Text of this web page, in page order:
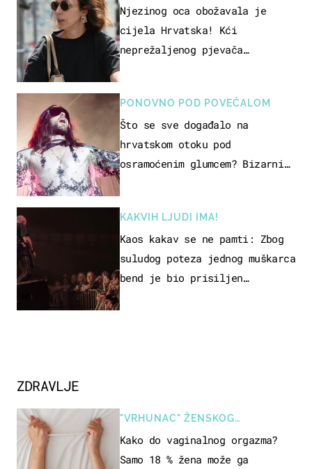
Njezinog oca obožavala je
cijela Hrvatska! Kći
neprežaljenog pjevača
PONOVNO POD POVEĆALOM
Što se sve događalo na
hrvatskom otoku pod
osramoćenim glumcem? Bizarni
KAKVIH LJUDI IMA!
Kaos kakav se ne pamti: Zbog
suludog poteza jednog muškarca
bend je bio prisiljen
ZDRAVLJE
"VRHUNAC" ŽENSKOG
SEKSUALNOG ISKUSTVA
Kako do vaginalnog orgazma?
Samo 18 % žena može ga